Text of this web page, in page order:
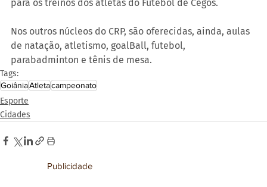
para os treinos dos atletas do Futebol de Cegos.
Nos outros núcleos do CRP, são oferecidas, ainda, aulas
de natação, atletismo, goalBall, futebol,
parabadminton e tênis de mesa.
Tags:
GoiâniaAtletacampeonato
Esporte
Cidades
Publicidade